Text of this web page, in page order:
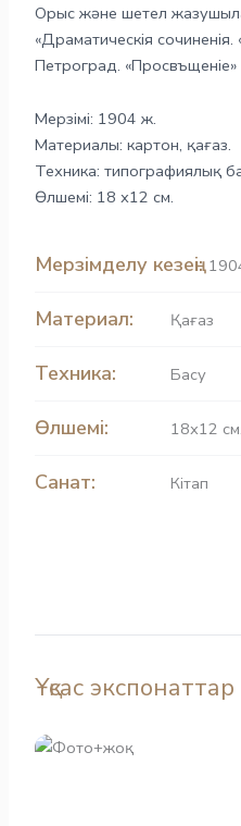
Орыс және шетел
«Драматическія сочиненія.
Петроград. «Просвъщеніе»
Мерзімі: 1904 ж.
Материалы: картон, қағаз.
Техника: типографиялық
Өлшемі: 18 х12 см.
Мерзімделу кезеңі:
Материал: Қағаз
Техника: Басу
Өлшемі: 18х12 см.
Санат: Кітап
Ұқсас экспонаттар